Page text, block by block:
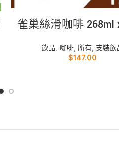
雀巢絲滑咖啡 268ml
飲品 咖啡, 所有, 支裝飲
$147.00